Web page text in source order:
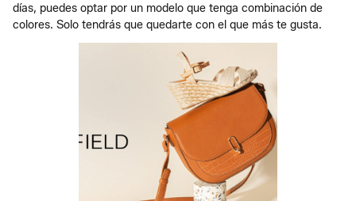
días, puedes optar por un modelo que tenga combinación de
colores. Solo tendrás que quedarte con el que más te gusta.